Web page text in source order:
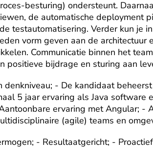
besturing) ondersteunt.
de automatische deployment
testautomatisering. Verder kun je
vorm geven aan de architectuur
Communicatie binnen het
positieve bijdrage en sturing aan
- De kandidaat
5 jaar ervaring als Java software
ervaring met Angular; -
(agile) teams en
- Resultaatgericht; -